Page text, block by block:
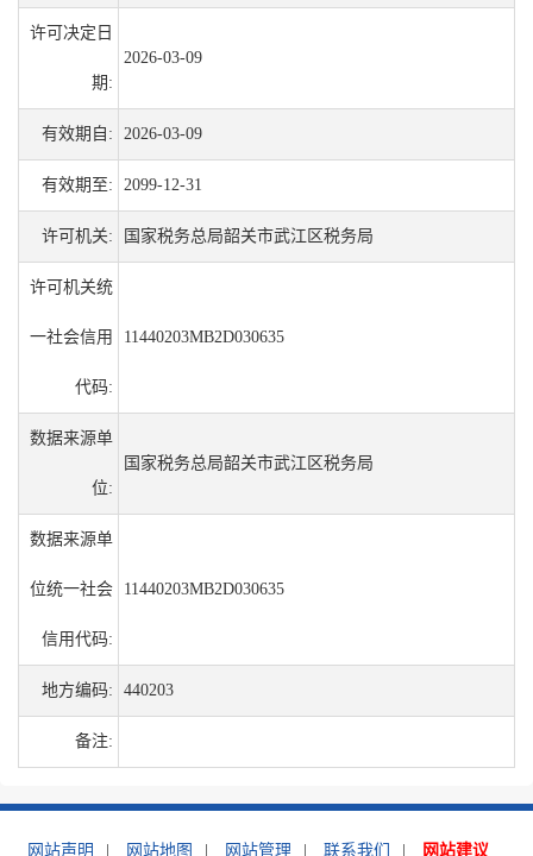
许可决定日
期:
2026-03-09
有效期自: 2026-03-09
有效期至: 2099-12-31
许可机关: 国家税务总局韶关市武江区税务局
许可机关统
一社会信用
代码:
11440203MB2D030635
数据来源单
位:
国家税务总局韶关市武江区税务局
数据来源单
位统一社会
信用代码:
11440203MB2D030635
地方编码: 440203
备注:
网站声明 网站地图 网站管理 联系我们 网站建议